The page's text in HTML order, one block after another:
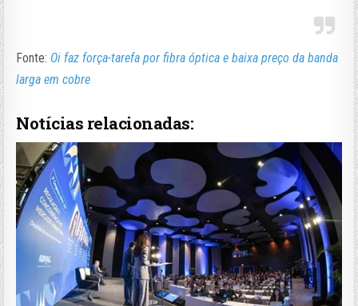
Fonte: Oi faz força-tarefa por fibra óptica e baixa preço da banda
larga em cobre
Notícias relacionadas: